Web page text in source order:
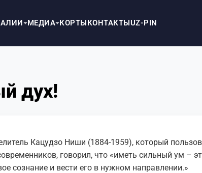
МЕДИА КОРТЫКОНТАКТЫUZ-PIN
дух!
Кацудзо Ниши (1884-1959), который
говорил, что «иметь сильный ум –
сознание и вести его в нужном направлении.»